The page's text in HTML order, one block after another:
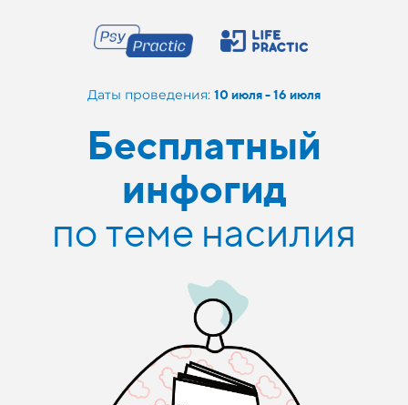
Даты проведения: 10июля- 16 июля
Бесплатный
инфогид
по теме насилия